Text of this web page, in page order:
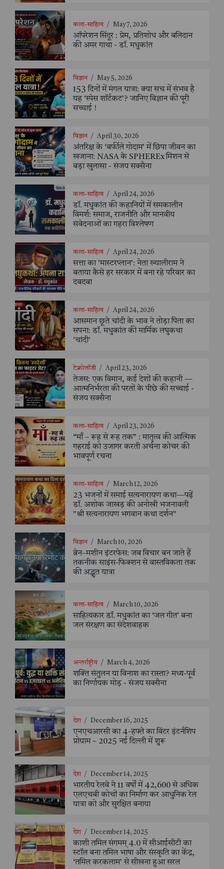
कला-साहित्य / May 7, 2026
ऑपरेशन सिंदूर : प्रेम, प्रतिशोध और बलिदान
की अमर गाथा - डॉ. मधुकांत
विज्ञान / May 5, 2026
153 दिनों में मंगल यात्रा: क्या सच में संभव है
यह ‘स्पेस शॉर्टकट’? जानिए विज्ञान की पूरी
सच्चाई !
विज्ञान / April 30, 2026
अंतरिक्ष के ‘बर्फीले गोदाम’ में छिपा जीवन का
खजाना: NASA के SPHEREx मिशन से
बड़ा खुलासा - संजय सक्सैना
कला-साहित्य / April 24, 2026
डॉ. मधुकांत की कहानियों में समकालीन
विमर्श: समाज, राजनीति और मानवीय
संवेदनाओं का गहरा विश्लेषण
कला-साहित्य / April 24, 2026
सत्ता का 'मास्टरप्लान': नेता ख्यालीराम ने
बताया कैसे हर सरकार में बना रहे परिवार का
दबदबा
कला-साहित्य / April 24, 2026
आसमान छूते चांदी के भाव ने तोड़ा पिता का
सपना: डॉ. मधुकांत की मार्मिक लघुकथा
'चांदी'
टेक्नोलॉजी / April 23, 2026
तेजस: एक विमान, कई देशों की कहानी —
आत्मनिर्भरता की परतों के पीछे की सच्चाई -
संजय सक्सैना
कला-साहित्य / April 23, 2026
“माँ – रूह से रूह तक” : मातृत्व की आत्मिक
गहराई को उजागर करती अर्चना कोचर की
भावपूर्ण रचना
कला-साहित्य / March 12, 2026
23 भजनों में समाई सत्यनारायण कथा—पढ़ें
डॉ. अशोक जाखड़ की अनोखी भजनावली
"श्री सत्यनारायण भगवान कथा दर्शन"
विज्ञान / March 10, 2026
ब्रेन–मशीन इंटरफेस: जब विचार बन जाते हैं
तकनीक साइंस-फिक्शन से वास्तविकता तक
की अद्भुत यात्रा
कला-साहित्य / March 10, 2026
साहित्यकार डॉ. मधुकांत का ‘जल गीत’ बना
जल संरक्षण का संदेशवाहक
अन्तर्राष्ट्रीय / March 4, 2026
शक्ति संतुलन या विनाश का रास्ता? मध्य-पूर्व
का निर्णायक मोड़ - संजय सक्सैना
देश / December 16, 2025
एनएचआरसी का 4-हफ्ते का विंटर इंटर्नशिप
प्रोग्राम – 2025 नई दिल्ली में शुरू
देश / December 14, 2025
भारतीय रेलवे ने 11 वर्षों में 42,600 से अधिक
एलएचबी कोचों का निर्माण कर आधुनिक रेल
यात्रा को और सुरक्षित बनाया
देश / December 14, 2025
काशी तमिल संगमम् 4.0 में सीआईसीटी का
स्टॉल बना तमिल भाषा और संस्कृति का केंद्र,
‘तमिल करकलाम’ से सीखना हुआ सरल